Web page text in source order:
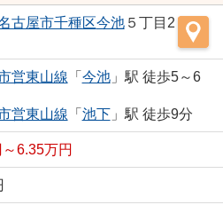
古屋市千種区今池５丁目2
営東山線 「 今池」駅 徒歩5～6
営東山線 「 池下」駅 徒歩9分
6.35万円